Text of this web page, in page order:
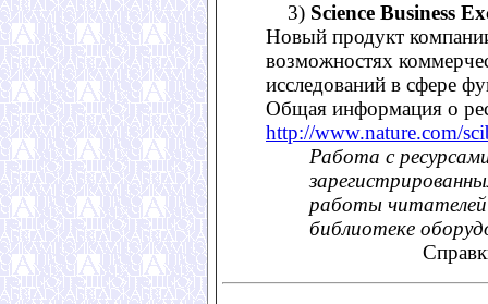
3) Science Business
Новый продукт
возможностях
исследований в сфере
Общая информация о
http://www.nature.com/
Работа с
работы
библиотеке